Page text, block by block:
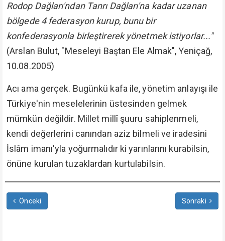
Rodop Dağları'ndan Tanrı Dağları'na kadar uzanan
bölgede 4 federasyon kurup, bunu bir
konfederasyonla birleştirerek yönetmek istiyorlar..."
(Arslan Bulut, "Meseleyi Baştan Ele Almak", Yeniçağ,
10.08.2005)
Acı ama gerçek. Bugünkü kafa ile, yönetim anlayışı ile
Türkiye'nin meselelerinin üstesinden gelmek
mümkün değildir. Millet millî şuuru sahiplenmeli,
kendi değerlerini canından aziz bilmeli ve iradesini
İslâm imanı'yla yoğurmalıdır ki yarınlarını kurabilsin,
önüne kurulan tuzaklardan kurtulabilsin.
Önceki Sonraki